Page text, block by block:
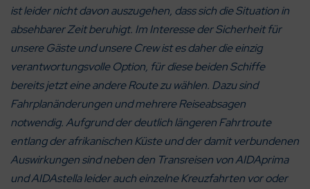
ist leider nicht davon auszugehen, dass sich die Situation in
absehbarer Zeit beruhigt. Im Interesse der Sicherheit für
unsere Gäste und unsere Crew ist es daher die einzig
verantwortungsvolle Option, für diese beiden Schiffe
bereits jetzt eine andere Route zu wählen. Dazu sind
Fahrplanänderungen und mehrere Reiseabsagen
notwendig. Aufgrund der deutlich längeren Fahrtroute
entlang der afrikanischen Küste und der damit verbundenen
Auswirkungen sind neben den Transreisen von AIDAprima
und AIDAstella leider auch einzelne Kreuzfahrten vor oder